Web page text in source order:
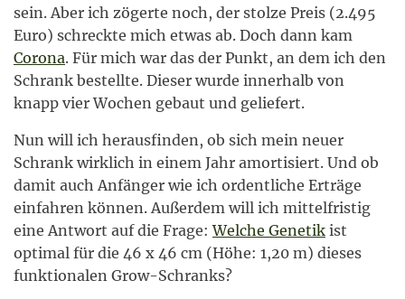
sein. Aber ich zögerte noch, der stolze Preis (2.495
Euro) schreckte mich etwas ab. Doch dann kam
Corona. Für mich war das der Punkt, an dem ich den
Schrank bestellte. Dieser wurde innerhalb von
knapp vier Wochen gebaut und geliefert.
Nun will ich herausfinden, ob sich mein neuer
Schrank wirklich in einem Jahr amortisiert. Und ob
damit auch Anfänger wie ich ordentliche Erträge
einfahren können. Außerdem will ich mittelfristig
eine Antwort auf die Frage:Welche Genetik ist
optimal für die 46 x 46 cm (Höhe: 1,20 m) dieses
funktionalen Grow-Schranks?